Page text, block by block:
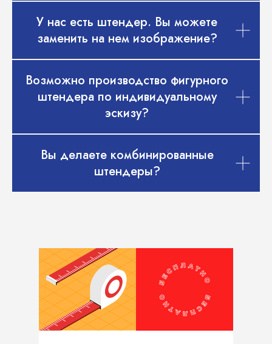
У нас есть штендер. Вы можете
заменить на нем изображение?
Возможно производство фигурного
штендера по индивидуальному
эскизу?
Вы делаете комбинированные
штендеры?